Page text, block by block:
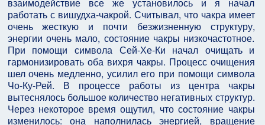
работать с вишудха-чакрой. Считывал, что чакра имеет
очень жесткую и почти безжизненную структуру,
энергии очень мало, состояние чакры низкочастотное.
При помощи символа Сей-Хе-Ки начал очищать и
гармонизировать оба вихря чакры. Процесс очищения
шел очень медленно, усилил его при помощи символа
Чо-Ку-Рей. В процессе работы из центра чакры
вытеснялось большое количество негативных структур.
Через некоторое время ощутил, что состояние чакры
изменилось: она наполнилась энергией, вращение